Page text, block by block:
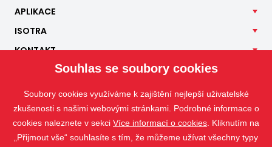
APLIKACE
ISOTRA
KONTAKT
Souhlas se soubory cookies
Soubory cookies využíváme k zajištění nejlepší uživatelské
zkušenosti s našimi webovými stránkami. Podrobné informace o
cookies naleznete v sekci Více informací o cookies . Kliknutím na
„Přijmout vše“ souhlasíte s tím, že můžeme užívat všechny typy